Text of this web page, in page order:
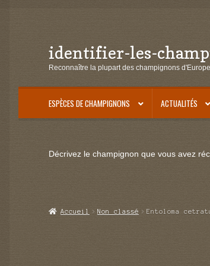
Aller
à
navigation
Aller
au
identifier-les-
Reconnaître la plupart des champignons
ESPÈCES DE CHAMPIGNONS ACTUALITÉS
Décrivez le champignon que vous avez
Accueil Non classé Entoloma